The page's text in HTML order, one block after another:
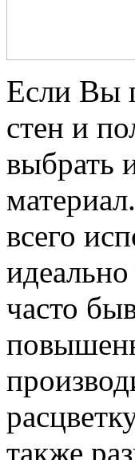
Если Вы
стен и
выбрать
всего
часто
также